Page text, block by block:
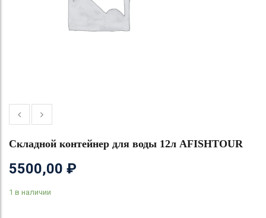
Складной контейнер для воды 12л AFISHTOUR
5500,00 ₽
1 в наличии